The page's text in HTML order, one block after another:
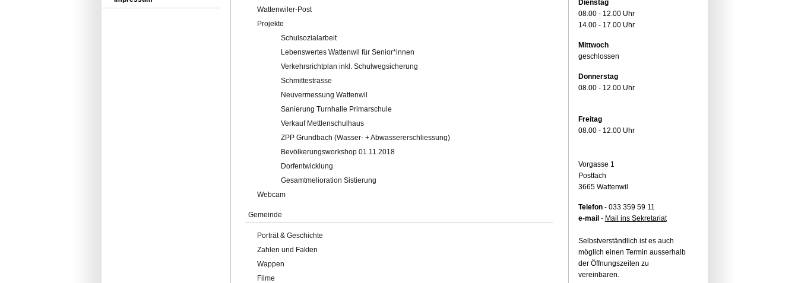
Wattenwiler-Post
Projekte
Schulsozialarbeit
Lebenswertes Wattenwil für Senior*innen
Verkehrsrichtplan inkl. Schulwegsicherung
Schmittestrasse
Neuvermessung Wattenwil
Sanierung Turnhalle Primarschule
Verkauf Mettlenschulhaus
ZPP Grundbach (Wasser- + Abwassererschliessung)
Bevölkerungsworkshop 01.11.2018
Dorfentwicklung
Gesamtmelioration Sistierung
Webcam
Gemeinde
Porträt & Geschichte
Zahlen und Fakten
Wappen
Filme
Dienstag
08.00 - 12.00 Uhr
14.00 - 17.00 Uhr
Mittwoch
geschlossen
Donnerstag
08.00 - 12.00 Uhr
Freitag
08.00 - 12.00 Uhr
Vorgasse 1
Postfach
3665 Wattenwil
Telefon- 033 359 59 11
e-mail - Mail ins Sekretariat
Selbstverständlich ist es auch
möglich einen Termin ausserhalb
der Öffnungszeiten zu
vereinbaren.